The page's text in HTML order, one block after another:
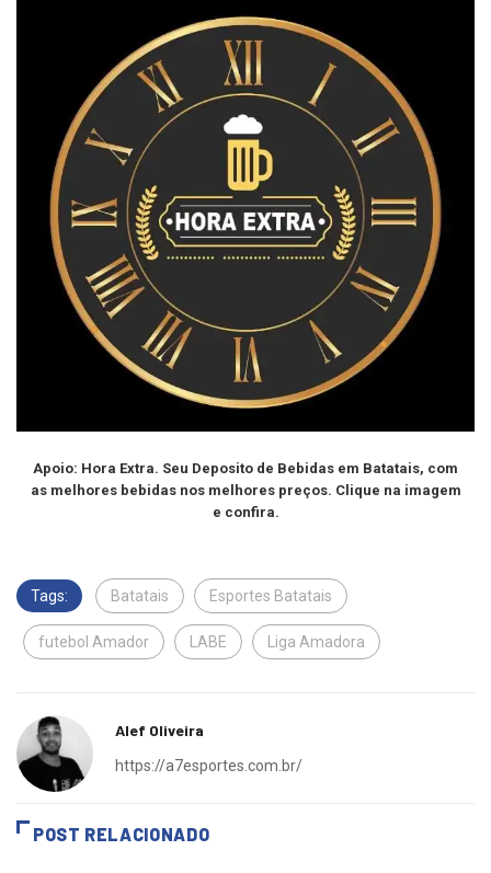
Apoio: Hora Extra. Seu Deposito de Bebidas em Batatais, com
as melhores bebidas nos melhores preços. Clique na imagem
e confira.
Tags: Batatais Esportes Batatais
futebol Amador LABE Liga Amadora
Alef Oliveira
https://a7esportes.com.br/
POST RELACIONADO